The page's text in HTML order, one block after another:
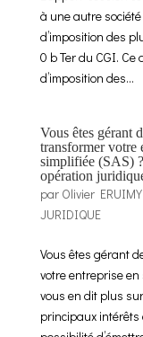
à une autre
d’imposition des
0 b Ter du CGI.
d’imposition des...
Vous êtes gérant
transformer votre
simplifiée (SAS)
opération
par Olivier ERUIMY
JURIDIQUE
Vous êtes gérant
votre entreprise en
vous en dit plus
principaux intérêts